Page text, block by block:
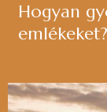
Hogyan